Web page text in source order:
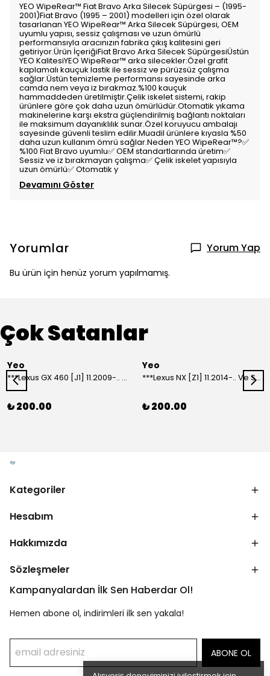
YEO WipeRear™️ Fiat Bravo Arka Silecek Süpürgesi – (1995-
2001)Fiat Bravo (1995 – 2001) modelleri için özel olarak
tasarlanan YEO WipeRear™️ Arka Silecek Süpürgesi, OEM
uyumlu yapısı, sessiz çalışması ve uzun ömürlü
performansıyla aracınızın fabrika çıkış kalitesini geri
getiriyor.Ürün İçeriğiFiat Bravo Arka Silecek SüpürgesiÜstün
YEO KalitesiYEO WipeRear™️ arka silecekler:Özel grafit
kaplamalı kauçuk lastik ile sessiz ve pürüzsüz çalışma
sağlar.Üstün temizleme performansı sayesinde arka
camda nem veya iz bırakmaz.%100 kauçuk
hammaddeden üretilmiştir.Çelik iskelet sistemi, rakip
ürünlere göre çok daha uzun ömürlüdür.Otomatik yıkama
makinelerine karşı ekstra güçlendirilmiş bağlantı noktaları
ile maksimum dayanıklılık sunar.Özel koruyucu ambalajı
sayesinde güvenli teslim edilir.Muadil ürünlere kıyasla %50
daha uzun kullanım ömrü sağlar.Neden YEO WipeRear™️?✅
%100 Fiat Bravo uyumlu✅ OEM standartlarında üretim✅
Sessiz ve iz bırakmayan çalışma✅ Çelik iskelet yapısıyla
uzun ömürlü✅ Otomatik y
Devamını Göster
Yorumlar Yorum Yap
Bu ürün için henüz yorum yapılmamış.
Çok Satanlar
Yeo
***Lexus GX 460 [J1] 11.2009-.. Ve Sonrası Model Yılları İçin Uyumlu Yeo Arka Silecek
₺ 200.00
Yeo
***Lexus NX [Z1] 11.2014-.. Ve Sonrası Model Yılları İçin Uyumlu Yeo Arka Silecek
₺ 200.00
Kategoriler
Hesabım
Hakkımızda
Sözleşmeler
Kampanyalardan İlk Sen Haberdar Ol!
Hemen abone ol, indirimleri ilk sen yakala!
ABONE OL